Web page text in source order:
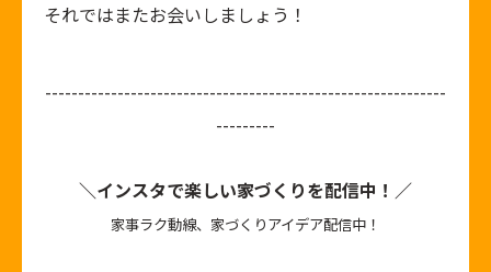
それではまたお会いしましょう！
-------------------------------------------------------------
---------
＼インスタで楽しい家づくりを配信中！／
家事ラク動線、家づくりアイデア配信中！